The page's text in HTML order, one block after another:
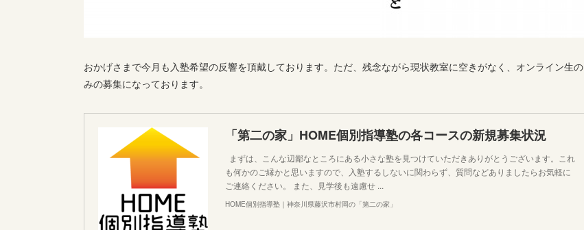
おかげさまで今月も入塾希望の反響を頂戴しております。ただ、残念ながら現状教室に空きがなく、オンライン生の
みの募集になっております。
「第二の家」HOME個別指導塾の各コースの新規募集状況
まずは、こんな辺鄙なところにある小さな塾を見つけていただきありがとうございます。これ
も何かのご縁かと思いますので、入塾するしないに関わらず、質問などありましたらお気軽に
ご連絡ください。 また、見学後も遠慮せ ...
HOME個別指導塾｜神奈川県藤沢市村岡の「第二の家」